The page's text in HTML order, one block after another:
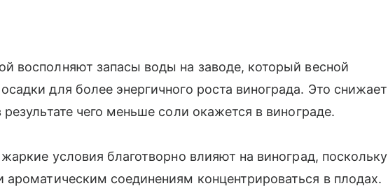
восполняют запасы воды на заводе, который весной
для более энергичного роста винограда. Это снижает
чего меньше соли окажется в винограде.
условия благотворно влияют на виноград, поскольку
ароматическим соединениям концентрироваться в плодах.